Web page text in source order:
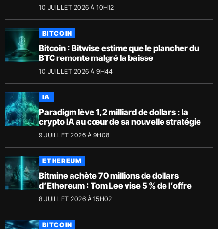
10 JUILLET 2026 À 10H12
BITCOIN
Bitcoin : Bitwise estime que le plancher du
BTC remonte malgré la baisse
10 JUILLET 2026 À 9H44
IA
Paradigm lève 1,2 milliard de dollars : la
crypto IA au cœur de sa nouvelle stratégie
9 JUILLET 2026 À 9H08
ETHEREUM
Bitmine achète 70 millions de dollars
d’Ethereum : Tom Lee vise 5 % de l’offre
8 JUILLET 2026 À 15H02
BITCOIN